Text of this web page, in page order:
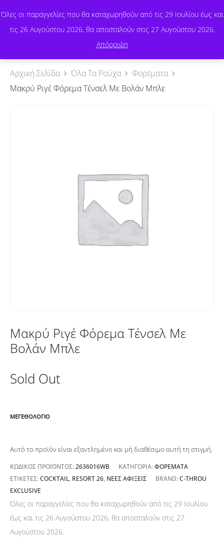
Όλες οι παραγγελίες που θα καταχωρηθούν από τις 29 Ιουλίου έως και
τις 26 Αυγούστου 2026, θα αποσταλούν στις 27 Αυγούστου 2026.
Απόρριψη
Αρχική Σελίδα Όλα Τα Ρούχα
Φορέματα
Μακρύ Ριγέ Φόρεμα Τένσελ Με Βολάν Μπλε
Μακρύ Ριγέ Φόρεμα Τένσελ Με
Βολάν Μπλε
Sold Out
ΜΕΓΕΘΟΛΌΓΙΟ
Αυτό το προϊόν είναι εξαντλημένο και μή διαθέσιμο αυτή τη στιγμή.
ΚΩΔΙΚΌΣ ΠΡΟΪΌΝΤΟΣ:2636016WB ΚΑΤΗΓΟΡΊΑ:ΦΟΡΈΜΑΤΑ
ΕΤΙΚΈΤΕΣ:COCKTAIL, RESORT 26, ΝΈΕΣ ΑΦΊΞΕΙΣ BRAND:C-THROU
EXCLUSIVE
Όλες οι παραγγελίες που θα καταχωρηθούν από τις 29 Ιουλίου
έως και τις 26 Αυγούστου 2026, θα αποσταλούν στις 27
Αυγούστου 2026.